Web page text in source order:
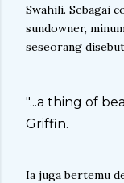
Swahili. Sebagai
sundowner,
seseorang
"...a thing of
Griffin.
Ia juga bertemu